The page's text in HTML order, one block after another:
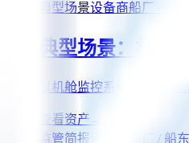
典型场景设备商船厂 / 船东
典型场景：机舱
以机舱监控系统为例，从
查看资产
监管简报
船厂 / 船东